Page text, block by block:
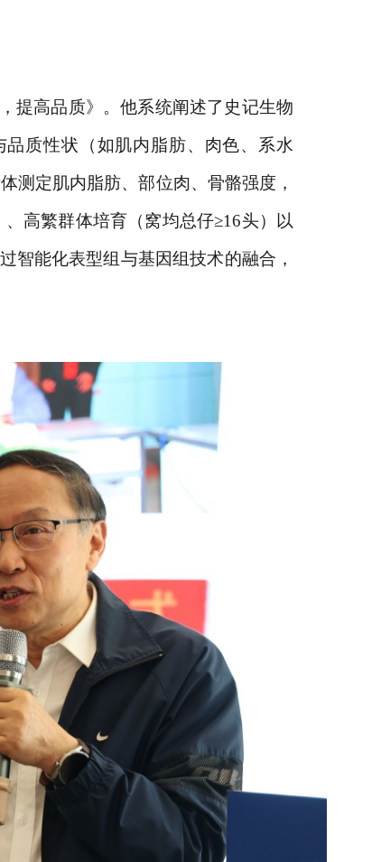
高品质》。他系统阐述了史记生物
质性状（如肌内脂肪、肉色、系水
测定肌内脂肪、部位肉、骨骼强度，
高繁群体培育（窝均总仔≥16头）以
智能化表型组与基因组技术的融合，